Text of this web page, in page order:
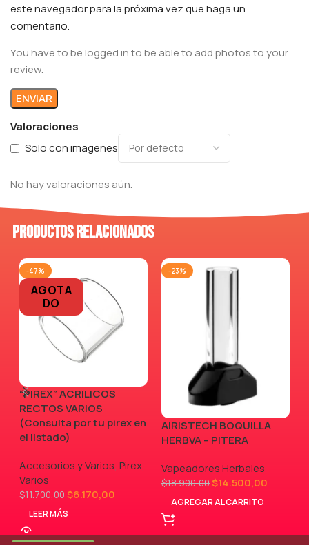
Valoraciones
Solo con imagenes
No hay valoraciones aún.
este navegador para la próxima vez que haga un
comentario.
You have to be logged in to be able to add photos to your
review.
Productos relacionados
-47%
AGOTA
DO
“PIREX” ACRILICOS
RECTOS VARIOS
(Consulta por tu pirex en
el listado)
Accesorios y Varios, Pirex,
Varios
$11.700,00$6.170,00
LEER MÁS
-23%
AIRISTECH BOQUILLA
HERBVA – PITERA
Vapeadores Herbales
$18.900,00$14.500,00
AGREGAR AL CARRITO